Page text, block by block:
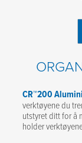
CR™200
verktøyene du
utstyret ditt for å
holder